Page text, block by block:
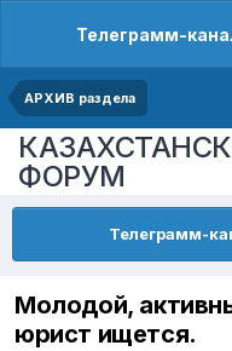
Телеграмм-
АРХИВ раздела
ФОРУМ
Телеграмм-
Молодой,
юрист ищется.